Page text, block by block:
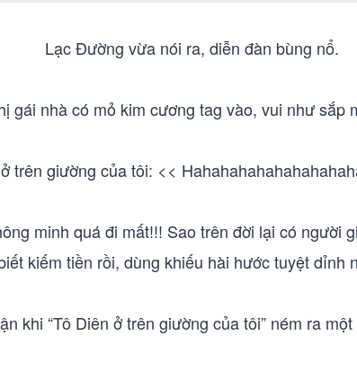
Lạc Đường vừa nói ra, diễn đàn bùng nổ.
gái nhà có mỏ kim cương tag vào, vui như sắp
trên giường của tôi: <<
minh quá đi mất!!! Sao trên đời lại có người
kiếm tiền rồi, dùng khiếu hài hước tuyệt dỉnh
khi “Tô Diên ở trên giường của tôi” ném ra